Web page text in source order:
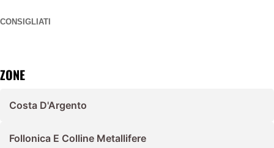
CONSIGLIATI
ZONE
Costa D'Argento
Follonica E Colline Metallifere